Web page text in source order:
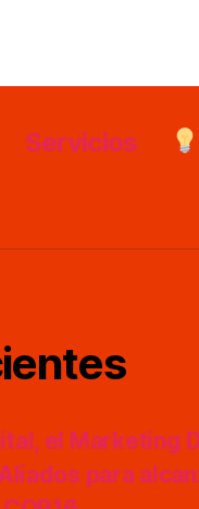
Servicios
el Marketing
para